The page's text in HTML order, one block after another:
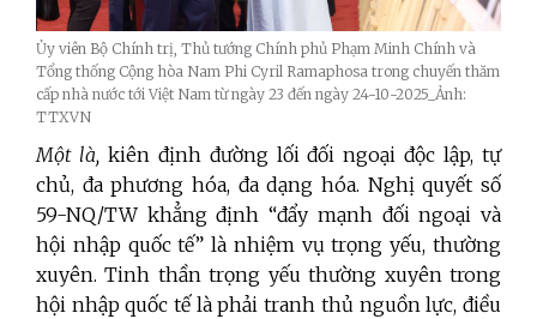
Ủy viên Bộ Chính trị, Thủ tướng Chính phủ Phạm Minh Chính và
Tổng thống Cộng hòa Nam Phi Cyril Ramaphosa trong chuyến thăm
cấp nhà nước tới Việt Nam từ ngày 23 đến ngày 24-10-2025_Ảnh:
TTXVN
Một là,kiên định đường lối đối ngoại độc lập, tự
chủ, đa phương hóa, đa dạng hóa. Nghị quyết số
59-NQ/TW khẳng định “đẩy mạnh đối ngoại và
hội nhập quốc tế” là nhiệm vụ trọng yếu, thường
xuyên. Tinh thần trọng yếu thường xuyên trong
hội nhập quốc tế là phải tranh thủ nguồn lực, điều